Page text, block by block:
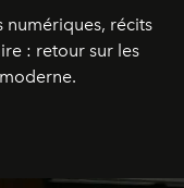
numériques, récits
: retour sur les